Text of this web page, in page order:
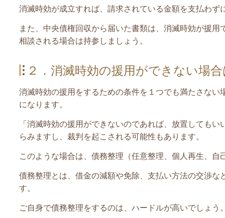
消滅時効が成立すれば、請求されている金額を支払わず
また、中央債権回収から届いた書類は、消滅時効が援用
相談される場合は持参しましょう。
２．消滅時効の援用ができない場
消滅時効の援用をするための条件を１つでも満たさない
になります。
「消滅時効の援用ができないのであれば、放置しても
らみますし、裁判を起こされる可能性もあります。
このような場合は、債務整理（任意整理、個人再生、自
債務整理とは、 借金の減額や免除、支払い方法の交渉な
す。
ご自身で債務整理をするのは、ハードルが高いでしょう。